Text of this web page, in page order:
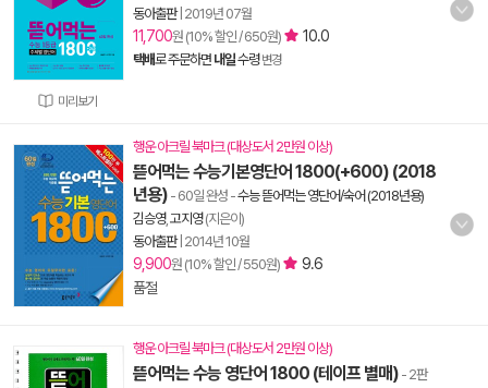
미리보기
동아출판| 2019년 07월
11,700원 (10% 할인 / 650원) 10.0
택배로 주문하면 내일수령 변경
행운 아크릴 북마크 (대상도서 2만원 이상)
뜯어먹는 수능기본영단어 1800(+600) (2018
년용) - 60일 완성 -수능 뜯어먹는 영단어/숙어 (2018년용)
김승영, 고지영(지은이)
동아출판| 2014년 10월
9,900원 (10% 할인 / 550원)
9.6
품절
행운 아크릴 북마크 (대상도서 2만원 이상)
뜯어먹는 수능 영단어 1800 (테이프 별매) - 2판